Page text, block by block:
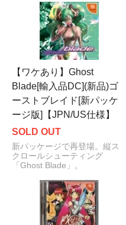
【ワケあり】Ghost
Blade[輸入品DC](新品)ゴ
ーストブレイド[新パッケ
ージ版]【JPN/US仕様】
SOLD OUT
新パッケージで再登場。縦ス
クロールシューティング
「Ghost Blade」。